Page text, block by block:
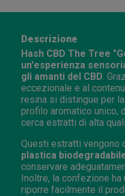
Descrizione
Hash CBD The Tree
un'esperienza
gli amanti del CBD .
eccezionale e al
resina si distingue per
profilo aromatico unico,
cerca estratti di alta
Questi estratti vengono
plastica
conservare
Inoltre, la confezione
riporre facilmente il